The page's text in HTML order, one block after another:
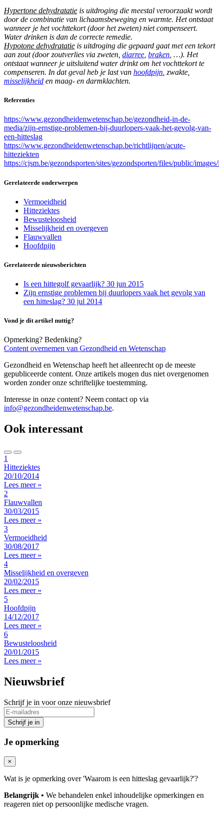
Hypertone dehydratatie is uitdroging die meestal veroorzaakt wordt
door de combinatie van lichaamsbeweging en warmte. Het ontstaat
wanneer je het vochttekort (door het zweten) niet compenseert.
Water drinken is dan de correcte remedie.
Hypotone dehydratatie is uitdroging die gepaard gaat met een tekort
aan zout (door zoutverlies via zweten, diarree braken , …). Het
ontstaat wanneer je uitsluitend water drinkt om het vochttekort te
compenseren. In dat geval heb je last van hoofdpijn , zwakte,
misselijkheid en maag- en darmklachten.
Referenties
https://www.gezondheidenwetenschap.be/gezondheid-in-de-
media/zijn-ernstige-problemen-bij-duurlopers-vaak-het-gevolg-van-
een-hitteslag
https://www.gezondheidenwetenschap.be/richtlijnen/acute-
hitteziekten
https://cjsm.be/gezondsporten/sites/gezondsporten/files/public/
Gerelateerde onderwerpen
Vermoeidheid
Hitteziektes
Bewusteloosheid
Misselijkheid en overgeven
Flauwvallen
Hoofdpijn
Gerelateerde nieuwsberichten
Is een hittegolf gevaarlijk? 30 jun 2015
Zijn ernstige problemen bij duurlopers vaak het gevolg van
een hitteslag? 30 jul 2014
Vond je dit artikel nuttig?
Opmerking? Bedenking?
Content overnemen van Gezondheid en Wetenschap
Gezondheid en Wetenschap heeft het alleenrecht op de meeste
gepubliceerde content. Onze artikels mogen dus niet overgenomen
worden zonder onze schriftelijke toestemming.
Interesse in onze content? Neem contact op via
info@gezondheidenwetenschap.be.
Ook interessant
1
Hitteziektes
20/10/2014
Lees meer »
2
Flauwvallen
30/03/2015
Lees meer »
3
Vermoeidheid
30/08/2017
Lees meer »
4
Misselijkheid en overgeven
20/02/2015
Lees meer »
5
Hoofdpijn
14/12/2017
Lees meer »
6
Bewusteloosheid
20/01/2015
Lees meer »
Nieuwsbrief
Schrijf je in voor onze nieuwsbrief
Je opmerking
×
Wat is je opmerking over 'Waarom is een hitteslag gevaarlijk?'?
Belangrijk • We behandelen enkel inhoudelijke opmerkingen en
reageren niet op persoonlijke medische vragen.